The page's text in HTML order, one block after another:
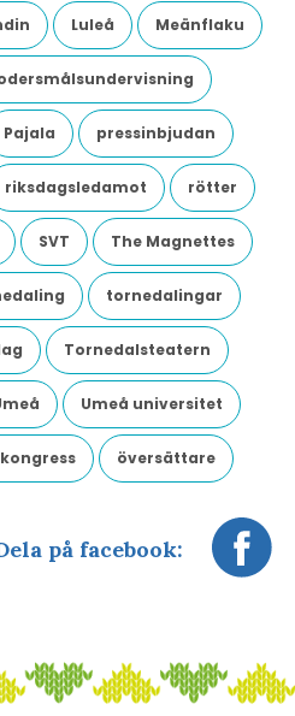
Luleå Meänflaku
Pajala pressinbjudan
riksdagsledamot rötter
SVT The Magnettes
tornedalingar
Tornedalsteatern
Umeå universitet
översättare
på facebook: